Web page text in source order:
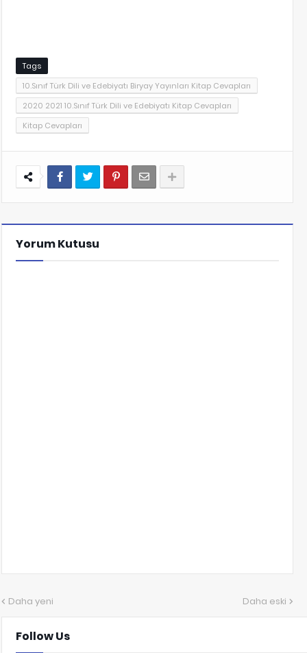
Tags
10.Sınıf Türk Dili ve Edebiyatı Biryay Yayınları Kitap Cevapları
2020 2021 10.Sınıf Türk Dili ve Edebiyatı Kitap Cevapları
Kitap Cevapları
Yorum Kutusu
Daha yeni Daha eski
Follow Us